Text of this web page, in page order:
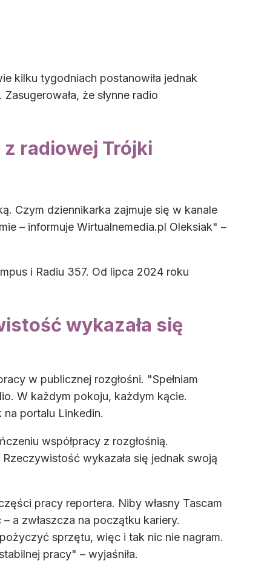
kilku tygodniach postanowiła jednak
że słynne radio
radiowej Trójki
Czym dziennikarka zajmuje się w kanale
– informuje Wirtualnemedia.pl Oleksiak" –
i Radiu 357. Od lipca 2024 roku
wykazała się
w publicznej rozgłośni. "Spełniam
W każdym pokoju, każdym kącie.
na portalu Linkedin.
współpracy z rozgłośnią.
wykazała się jednak swoją
pracy reportera. Niby własny Tascam
a zwłaszcza na początku kariery.
sprzętu, więc i tak nic nie nagram.
pracy" – wyjaśniła.